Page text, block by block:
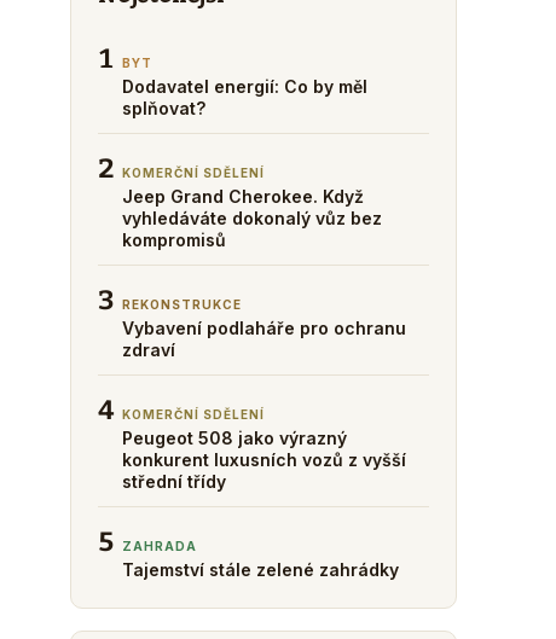
1 BYT
Dodavatel energií: Co by měl
splňovat?
2 KOMERČNÍ SDĚLENÍ
Jeep Grand Cherokee. Když
vyhledáváte dokonalý vůz bez
kompromisů
3 REKONSTRUKCE
Vybavení podlaháře pro ochranu
zdraví
4 KOMERČNÍ SDĚLENÍ
Peugeot 508 jako výrazný
konkurent luxusních vozů z vyšší
střední třídy
5 ZAHRADA
Tajemství stále zelené zahrádky